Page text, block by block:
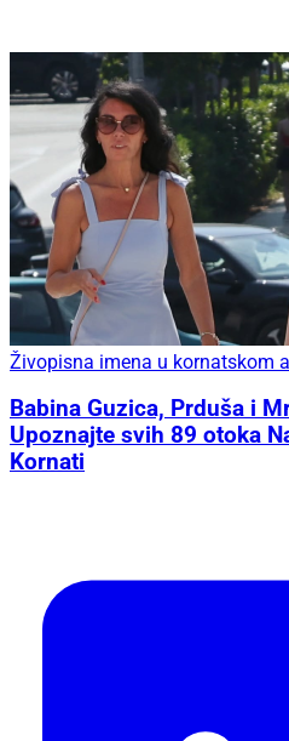
Živopisna imena u kornatskom
Babina Guzica, Prduša i
Upoznajte svih 89 otoka
Kornati